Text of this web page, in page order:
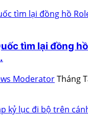
tìm lại đồng
ModeratorTháng